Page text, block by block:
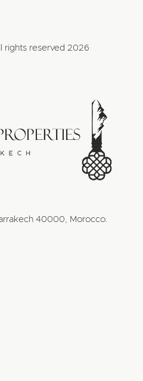
rights reserved 2026
40000, Morocco.